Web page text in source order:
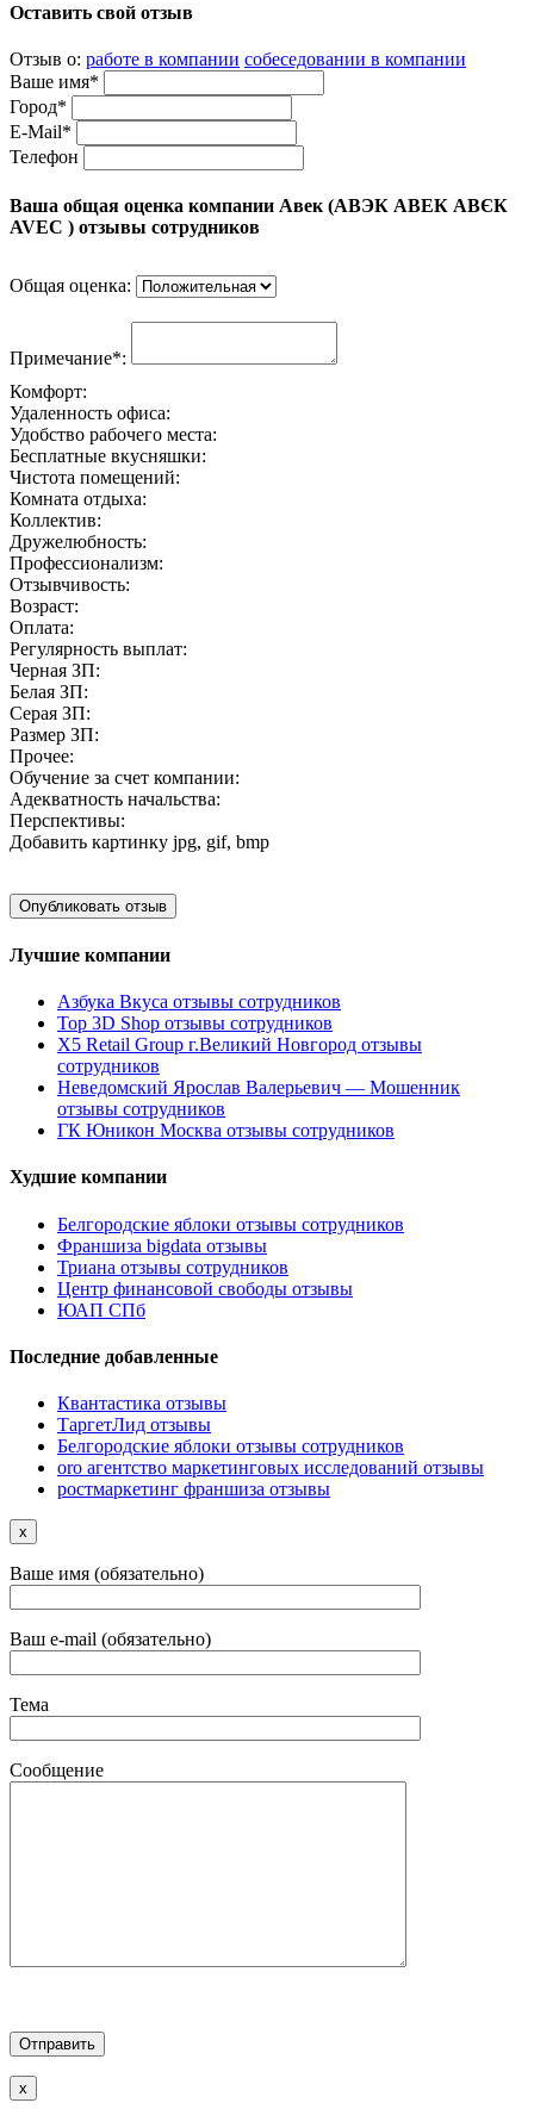
Оставить свой отзыв
Отзыв о: работе в компании собеседовании в компании
Ваше имя*
Город*
E-Mail*
Телефон
Ваша общая оценка компании Авек (АВЭК АВЕК АВЄК
AVEC ) отзывы сотрудников
Общая оценка:
Примечание*:
Комфорт:
Удаленность офиса:
Удобство рабочего места:
Бесплатные вкусняшки:
Чистота помещений:
Комната отдыха:
Коллектив:
Дружелюбность:
Профессионализм:
Отзывчивость:
Возраст:
Оплата:
Регулярность выплат:
Черная ЗП:
Белая ЗП:
Серая ЗП:
Размер ЗП:
Прочее:
Обучение за счет компании:
Адекватность начальства:
Перспективы:
Добавить картинку jpg, gif, bmp
Лучшие компании
Азбука Вкуса отзывы сотрудников
Top 3D Shop отзывы сотрудников
X5 Retail Group г.Великий Новгород отзывы
сотрудников
Неведомский Ярослав Валерьевич — Мошенник
отзывы сотрудников
ГК Юникон Москва отзывы сотрудников
Худшие компании
Белгородские яблоки отзывы сотрудников
Франшиза bigdata отзывы
Триана отзывы сотрудников
Центр финансовой свободы отзывы
ЮАП СПб
Последние добавленные
Квантастика отзывы
ТаргетЛид отзывы
Белгородские яблоки отзывы сотрудников
oro агентство маркетинговых исследований отзывы
ростмаркетинг франшиза отзывы
x
Ваше имя (обязательно)
Ваш e-mail (обязательно)
Тема
Сообщение
x